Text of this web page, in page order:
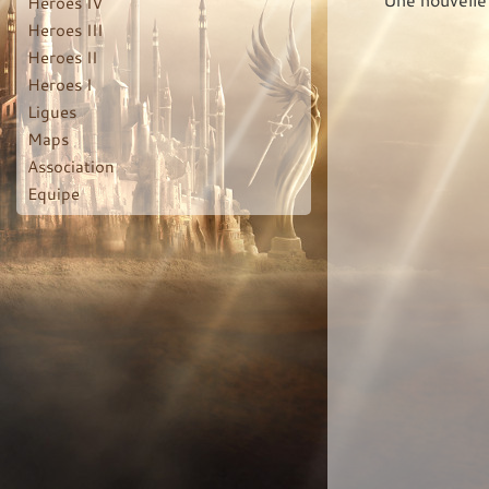
Heroes III
Heroes II
Heroes I
Ligues
Maps
Association
Equipe